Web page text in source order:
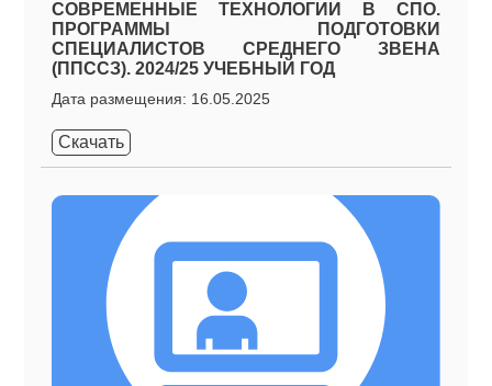
СОВРЕМЕННЫЕ ТЕХНОЛОГИИ В СПО.
ПРОГРАММЫ ПОДГОТОВКИ
СПЕЦИАЛИСТОВ СРЕДНЕГО ЗВЕНА
(ППССЗ). 2024/25 УЧЕБНЫЙ ГОД
Дата размещения: 16.05.2025
Скачать